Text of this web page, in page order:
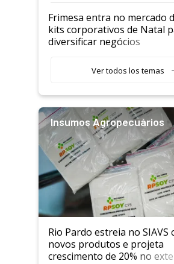
Frimesa entra no mercado
kits corporativos de Natal
diversificar negócios
Ver todos los temas
Insumos Agropecuários
Rio Pardo estreia no SIAVS
novos produtos e projeta
crescimento de 20% no